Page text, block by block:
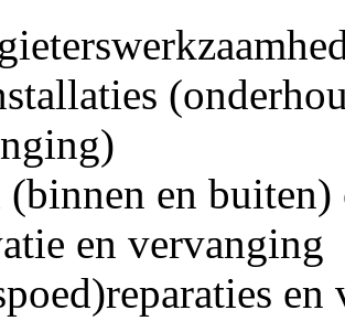
en buiten)
en vervanging